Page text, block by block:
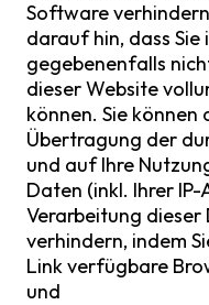
Software
darauf hin, dass Sie
gegebenenfalls
dieser Website
können. Sie
Übertragung der
und auf Ihre
Daten (inkl. Ihrer
Verarbeitung
verhindern, indem
Link verfügbare
und